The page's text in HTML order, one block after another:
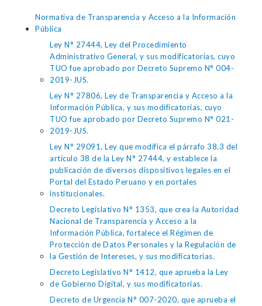
Normativa de Transparencia y Acceso a la Información
Pública
Ley N° 27444, Ley del Procedimiento
Administrativo General, y sus modificatorias, cuyo
TUO fue aprobado por Decreto Supremo N° 004-
2019-JUS.
Ley N° 27806, Ley de Transparencia y Acceso a la
Información Pública, y sus modificatorias, cuyo
TUO fue aprobado por Decreto Supremo N° 021-
2019-JUS.
Ley N° 29091, Ley que modifica el párrafo 38.3 del
artículo 38 de la Ley N° 27444, y establece la
publicación de diversos dispositivos legales en el
Portal del Estado Peruano y en portales
institucionales.
Decreto Legislativo N° 1353, que crea la Autoridad
Nacional de Transparencia y Acceso a la
Información Pública, fortalece el Régimen de
Protección de Datos Personales y la Regulación de
la Gestión de Intereses, y sus modificatorias.
Decreto Legislativo N° 1412, que aprueba la Ley
de Gobierno Digital, y sus modificatorias.
Decreto de Urgencia N° 007-2020, que aprueba el